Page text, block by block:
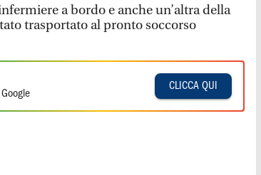
a bordo e anche un’altra della
trasportato al pronto soccorso
CLICCA QUI